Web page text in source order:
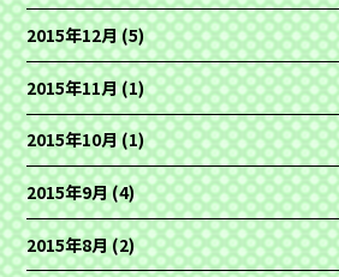
2015年12月(5)
2015年11月(1)
2015年10月(1)
2015年9月(4)
2015年8月(2)